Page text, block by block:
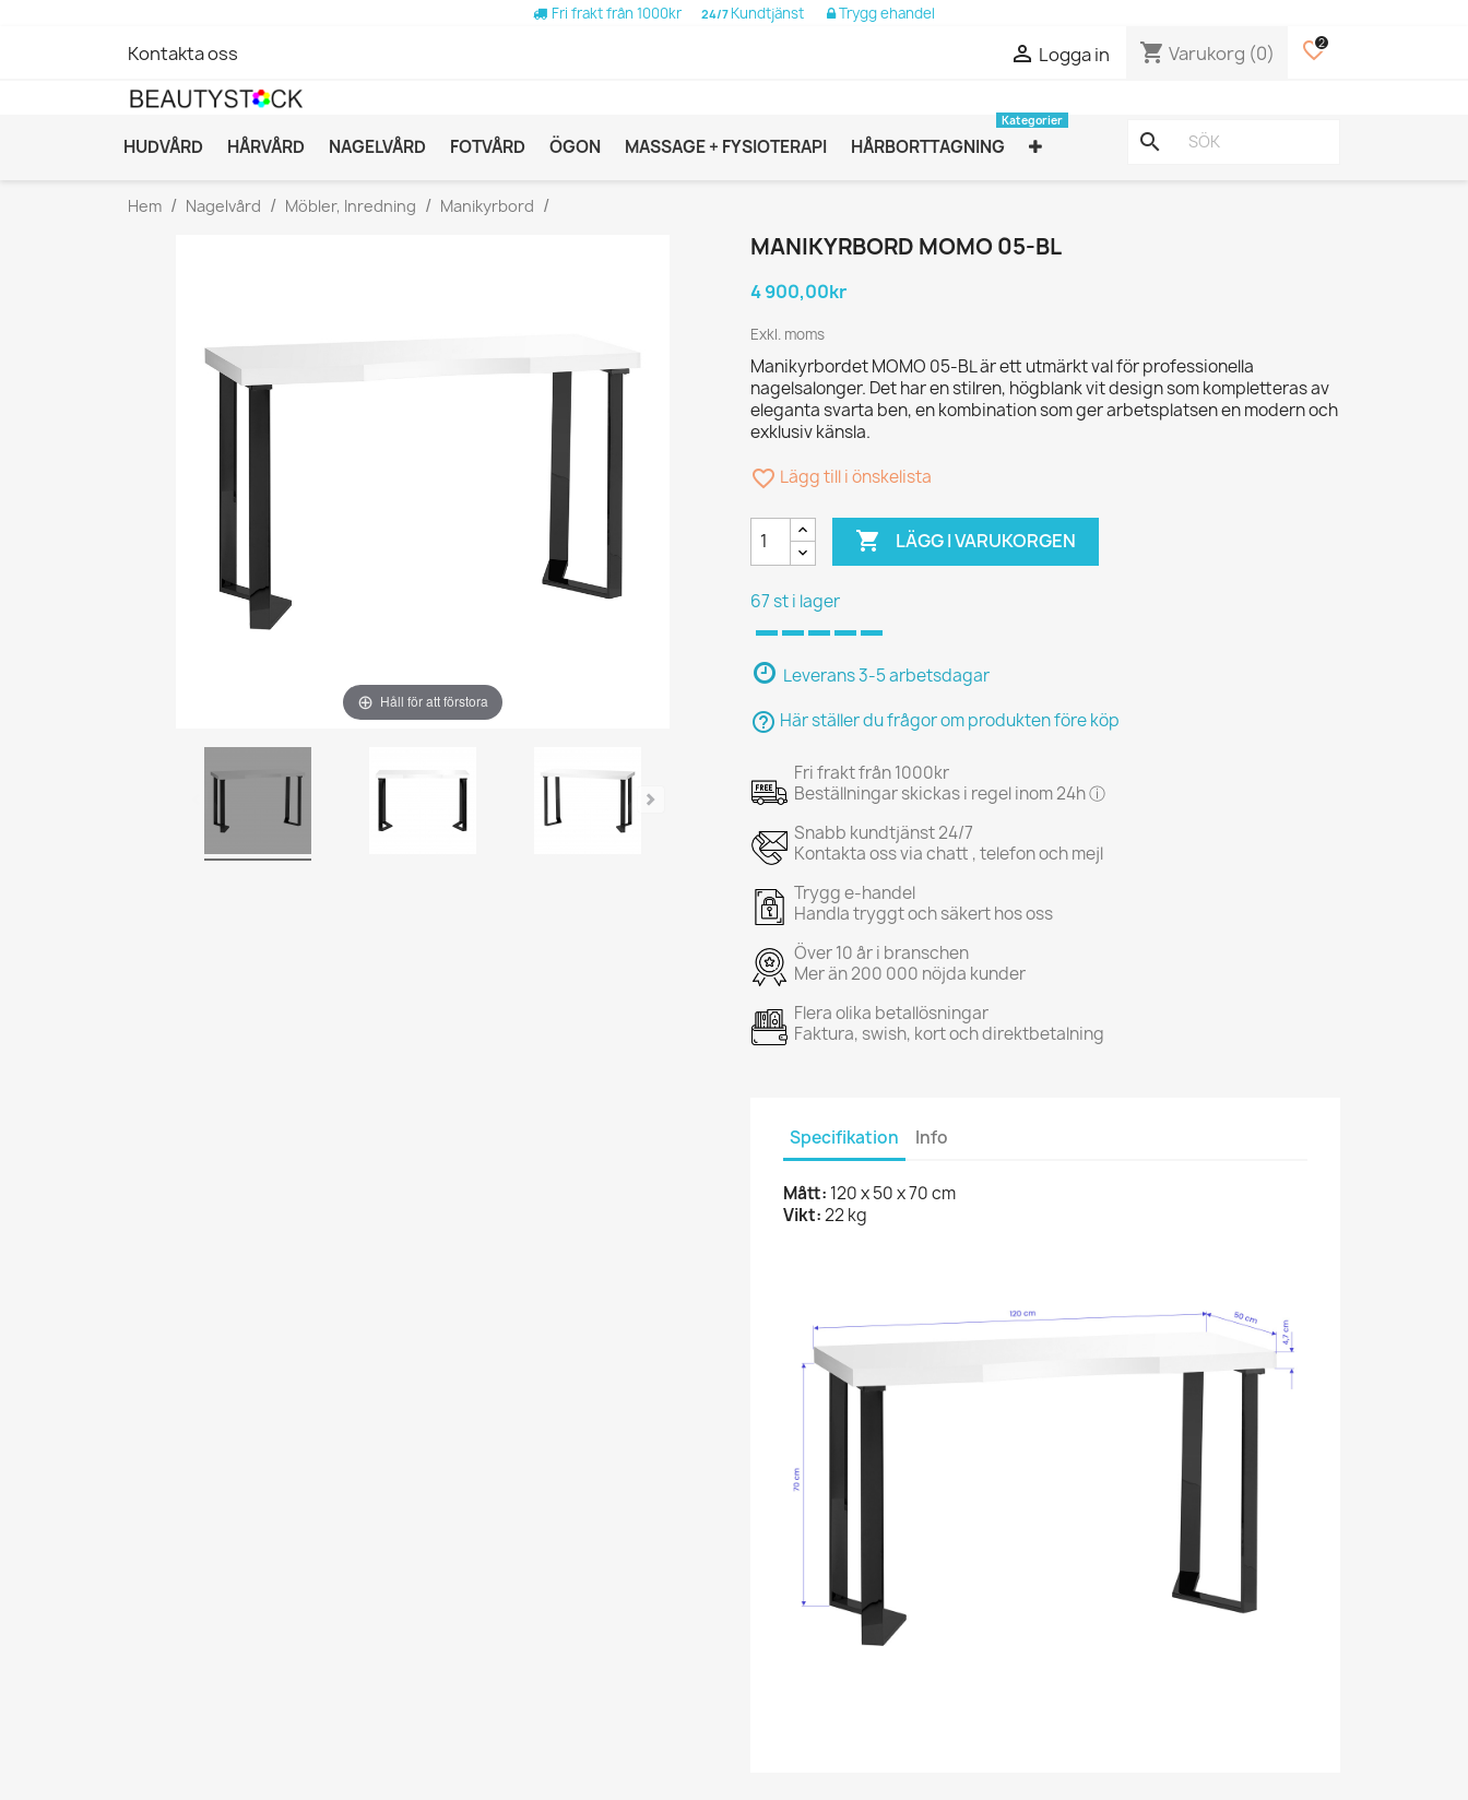
Fri frakt från 1000kr 24/7 Kundtjänst Trygg ehandel
Kontakta oss  Logga in shopping_cart Varukorg (0) favorite_border
2
HUDVÅRD HÅRVÅRD NAGELVÅRD FOTVÅRD ÖGON MASSAGE + FYSIOTERAPI HÅRBORTTAGNING
Kategorier
search
Hem Nagelvård Möbler, Inredning Manikyrbord
Håll för att förstora
MANIKYRBORD MOMO 05-BL
4 900,00kr
Exkl. moms
Manikyrbordet MOMO 05-BL är ett utmärkt val för professionella
nagelsalonger. Det har en stilren, högblank vit design som kompletteras av
eleganta svarta ben, en kombination som ger arbetsplatsen en modern och
exklusiv känsla.
favorite_border Lägg till i önskelista
 LÄGG I VARUKORGEN
67 st i lager
Leverans 3-5 arbetsdagar
help_outline Här ställer du frågor om produkten före köp
Fri frakt från 1000kr
Beställningar skickas i regel inom 24h ⓘ
Snabb kundtjänst 24/7
Kontakta oss via chatt , telefon och mejl
Trygg e-handel
Handla tryggt och säkert hos oss
Över 10 år i branschen
Mer än 200 000 nöjda kunder
Flera olika betallösningar
Faktura, swish, kort och direktbetalning
Specifikation Info
Mått: 120 x 50 x 70 cm
Vikt:22 kg